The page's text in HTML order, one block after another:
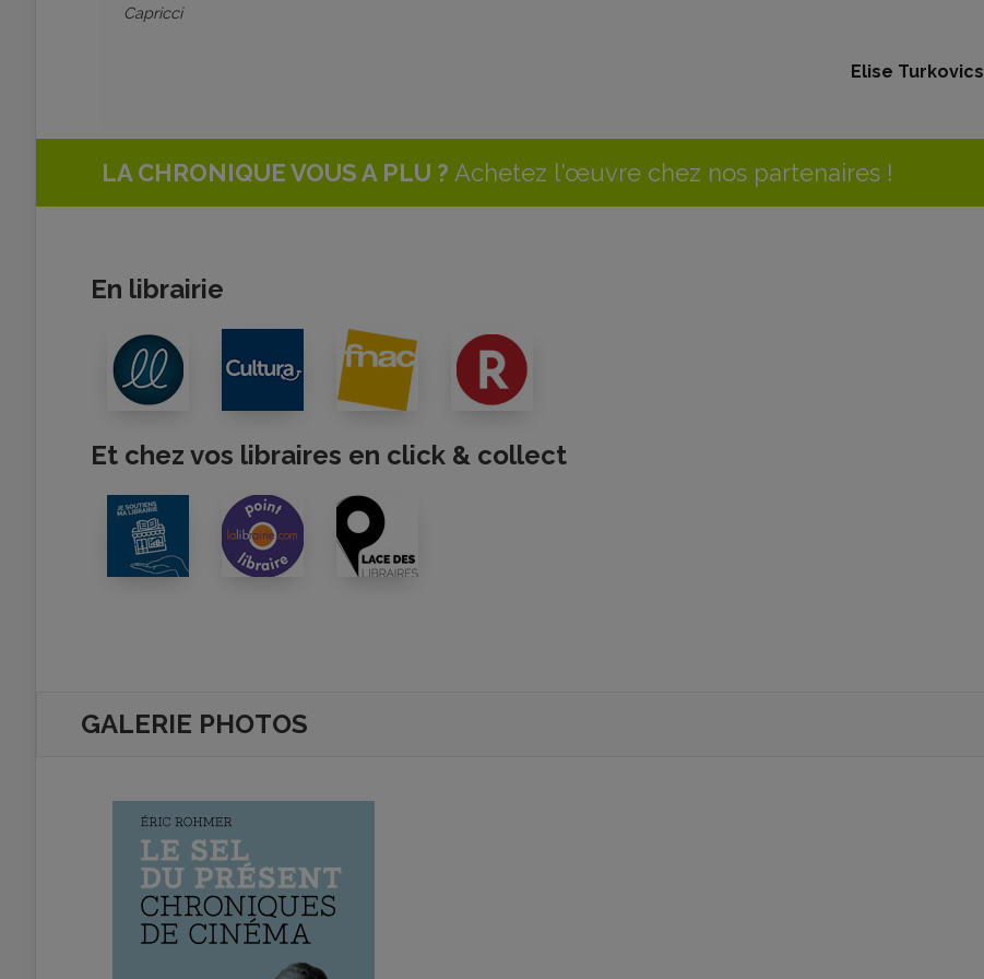
Capricci
Elise Turkovics
LA CHRONIQUE VOUS A PLU ? Achetez l'œuvre chez nos partenaires !
En librairie
Et chez vos libraires en click & collect
GALERIE PHOTOS